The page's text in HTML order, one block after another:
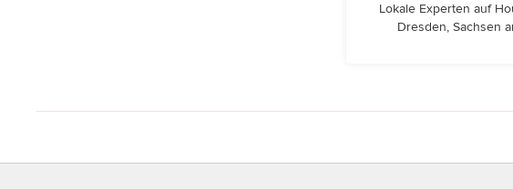
Lokale Experten auf
Dresden, Sachsen